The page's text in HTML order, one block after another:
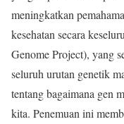
meningkatkan
kesehatan secara
Genome Project), yang
seluruh urutan genetik
tentang bagaimana gen
kita. Penemuan ini